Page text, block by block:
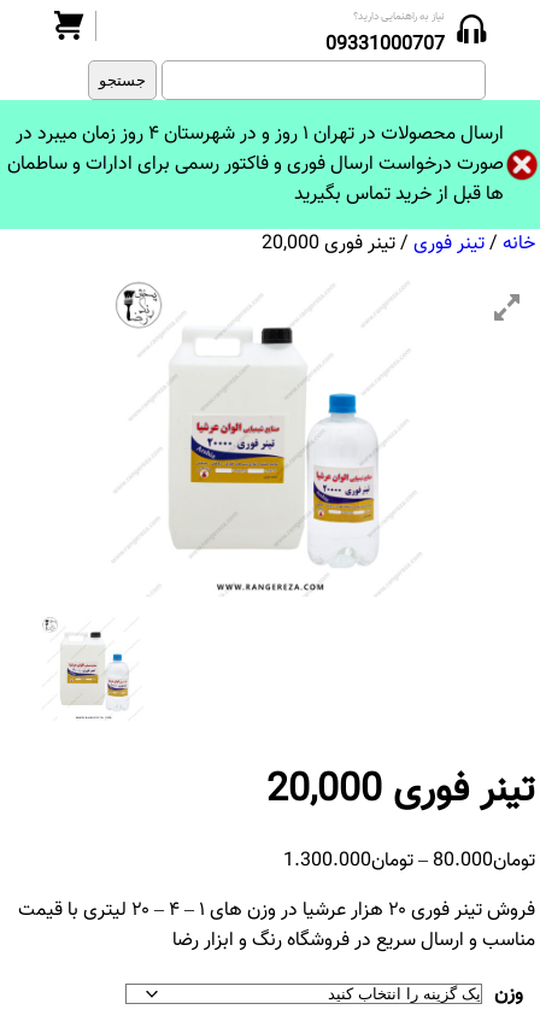
جستجو
برای:
نیاز به راهنمایی دارید؟
09331000707
ارسال محصولات در تهران ۱ روز و در شهرستان ۴ روز زمان میبرد در
صورت درخواست ارسال فوری و فاکتور رسمی برای ادارات و ساطمان
ها قبل از خرید تماس بگیرید
خانه /تینر فوری / تینر فوری 20,000
تینر فوری 20,000
تومان80.000
–تومان1.300.000
تومان80.000
تا
تومان1.300.000
فروش تینر فوری ۲۰ هزار عرشیا در وزن های ۱ – ۴ – ۲۰ لیتری با قیمت
مناسب و ارسال سریع در فروشگاه رنگ و ابزار رضا
وزن